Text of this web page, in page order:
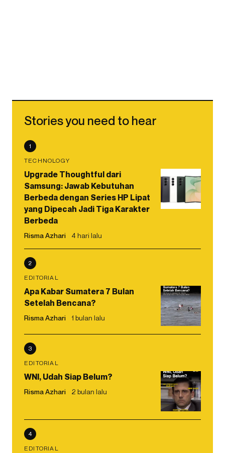
Stories you need to hear
1
TECHNOLOGY
Upgrade Thoughtful dari
Samsung: Jawab Kebutuhan
Berbeda dengan Series HP Lipat
yang Dipecah Jadi Tiga Karakter
Berbeda
Risma Azhari 4 hari lalu
2
EDITORIAL
Apa Kabar Sumatera 7 Bulan
Setelah Bencana?
Risma Azhari 1 bulan lalu
3
EDITORIAL
WNI, Udah Siap Belum?
Risma Azhari 2 bulan lalu
4
EDITORIAL